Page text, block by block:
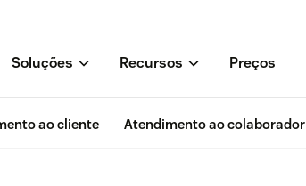
Soluções Recursos Preços
ao cliente Atendimento ao colaborador